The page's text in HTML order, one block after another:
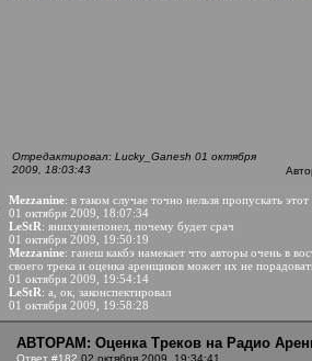
Отредактировал: Lucky_Ganesh 01 октября
2009, 18:03:43
Mezzanine: в таком случае точно нельзя пропускать
01 октября 2009, 18:07:34
LeStR: янихуянепонел, почему будет срач
01 октября 2009, 19:50:19
Mezzanine: ганеш какбэ намекает что авторы очень в
своего трека и оценка аренщиков может их не
01 октября 2009, 19:54:14
LeStR: а, ок, законспектировал
01 октября 2009, 19:58:28
АВТОРАМ: Оценка Треков на Радио
Ответ #182 02 октября 2009, 19:34:41